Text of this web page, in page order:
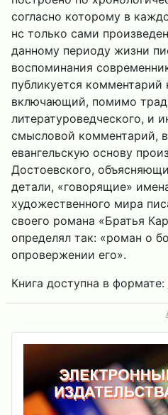
согласно которому в
нс только сами
данному периоду жизни
воспоминания
публикуется комментарий
включающий, помимо
литературоведческого, и
смысловой комментарий,
евангельскую основу
Достоевского,
детали, «говорящие»
художественного мира
своего романа «Братья
определял так: «роман о
опровержении его».
Книга доступна в формате: